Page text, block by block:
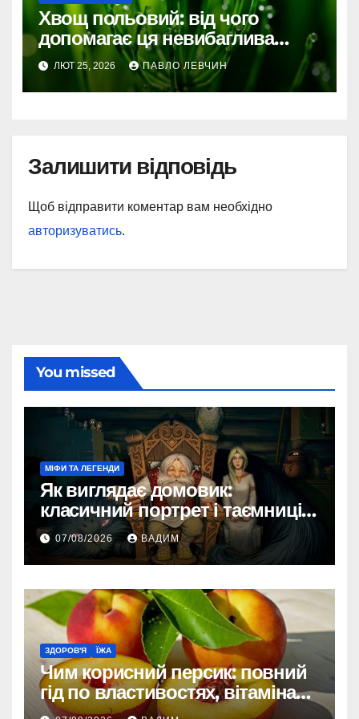
Хвощ польовий: від чого
допомагає ця невибаглива
трава
ЛЮТ 25, 2026 ПАВЛО ЛЕВЧИН
Залишити відповідь
Щоб відправити коментар вам необхідно
авторизуватись.
You missed
МІФИ ТА ЛЕГЕНДИ
Як виглядає домовик:
класичний портрет і таємниці
зовнішності
07/08/2026 ВАДИМ
ЗДОРОВ'Я ЇЖА
Чим корисний персик: повний
гід по властивостях, вітамінах і
впливі на організм